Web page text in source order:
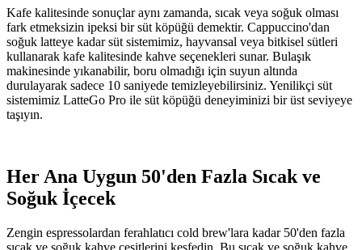
Kafe kalitesinde sonuçlar aynı zamanda, sıcak veya soğuk olması
fark etmeksizin ipeksi bir süt köpüğü demektir. Cappuccino'dan
soğuk latteye kadar süt sistemimiz, hayvansal veya bitkisel sütleri
kullanarak kafe kalitesinde kahve seçenekleri sunar. Bulaşık
makinesinde yıkanabilir, boru olmadığı için suyun altında
durulayarak sadece 10 saniyede temizleyebilirsiniz. Yenilikçi süt
sistemimiz LatteGo Pro ile süt köpüğü deneyiminizi bir üst seviyeye
taşıyın.
Her Ana Uygun 50'den Fazla Sıcak ve
Soğuk İçecek
Zengin espressolardan ferahlatıcı cold brew'lara kadar 50'den fazla
sıcak ve soğuk kahve çeşitlerini keşfedin. Bu sıcak ve soğuk kahve